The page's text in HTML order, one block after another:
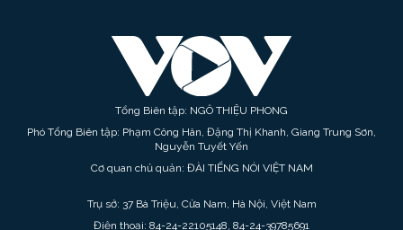
Tổng Biên tập: NGÔ THIỆU PHONG
Phó Tổng Biên tập: Phạm Công Hân, Đặng Thị Khanh, Giang Trung Sơn,
Nguyễn Tuyết Yến
Cơ quan chủ quản: ĐÀI TIẾNG NÓI VIỆT NAM
Trụ sở: 37 Bà Triệu, Cửa Nam, Hà Nội, Việt Nam
Điện thoại: 84-24-22105148, 84-24-39785691